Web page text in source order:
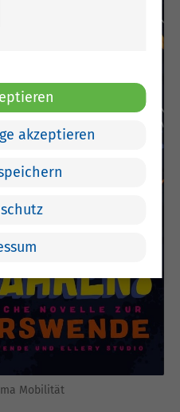
Mobilität
akzeptieren